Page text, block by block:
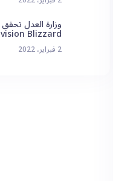
وزارة العدل
Blizzard
2 فبراير، 2022